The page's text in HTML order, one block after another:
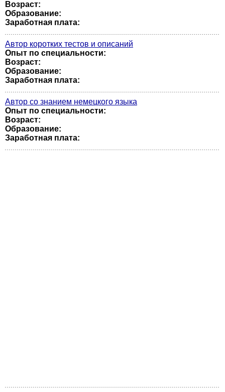
Возраст:
Образование:
Заработная плата:
Автор коротких тестов и описаний
Опыт по специальности:
Возраст:
Образование:
Заработная плата:
Автор со знанием немецкого языка
Опыт по специальности:
Возраст:
Образование:
Заработная плата: